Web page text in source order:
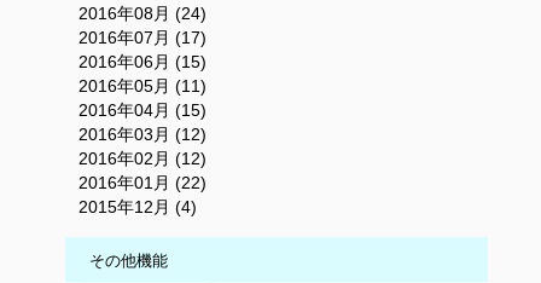
2016年08月 (24)
2016年07月 (17)
2016年06月 (15)
2016年05月 (11)
2016年04月 (15)
2016年03月 (12)
2016年02月 (12)
2016年01月 (22)
2015年12月 (4)
その他機能